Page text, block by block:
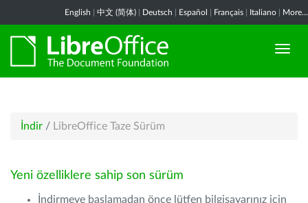
English 中文 (简体) Deutsch Español Français Italiano More...
İndir / LibreOffice Taze Sürüm
Yeni özelliklere sahip son sürüm
İndirmeye başlamadan önce lütfen bilgisayarınız için